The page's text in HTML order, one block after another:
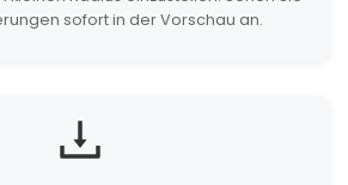
sofort in der Vorschau an.